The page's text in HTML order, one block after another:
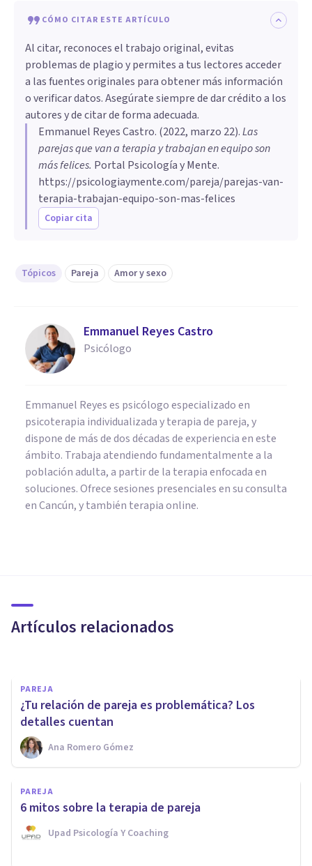
CÓMO CITAR ESTE ARTÍCULO
Al citar, reconoces el trabajo original, evitas
problemas de plagio y permites a tus lectores acceder
a las fuentes originales para obtener más información
o verificar datos. Asegúrate siempre de dar crédito a los
autores y de citar de forma adecuada.
Emmanuel Reyes Castro. (2022, marzo 22).Las
parejas que van a terapia y trabajan en equipo son
más felices. Portal Psicología y Mente.
https://psicologiaymente.com/pareja/parejas-van-
terapia-trabajan-equipo-son-mas-felices
Copiar cita
Tópicos Pareja Amor y sexo
Emmanuel Reyes Castro
Psicólogo
Emmanuel Reyes es psicólogo especializado en
psicoterapia individualizada y terapia de pareja, y
dispone de más de dos décadas de experiencia en este
ámbito. Trabaja atendiendo fundamentalmente a la
población adulta, a partir de la terapia enfocada en
soluciones. Ofrece sesiones presenciales en su consulta
en Cancún, y también terapia online.
Artículos relacionados
tiempos de confinamiento
PAREJA
¿Tu relación de pareja es problemática? Los
detalles cuentan
Ana Romero Gómez
PAREJA
6 mitos sobre la terapia de pareja
Upad Psicología Y Coaching
PAREJA
'Mi pareja solo ve lo malo de
mí': posibles causas y qué
hacer